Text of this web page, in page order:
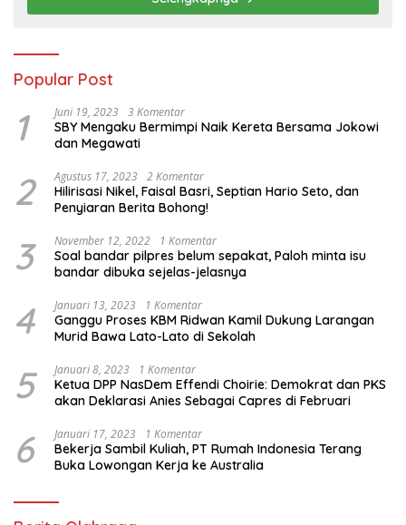
Popular Post
1 Juni 19, 2023 3 Komentar
SBY Mengaku Bermimpi Naik Kereta Bersama Jokowi
dan Megawati
2 Agustus 17, 2023 2 Komentar
Hilirisasi Nikel, Faisal Basri, Septian Hario Seto, dan
Penyiaran Berita Bohong!
3 November 12, 2022 1 Komentar
Soal bandar pilpres belum sepakat, Paloh minta isu
bandar dibuka sejelas-jelasnya
4 Januari 13, 2023 1 Komentar
Ganggu Proses KBM Ridwan Kamil Dukung Larangan
Murid Bawa Lato-Lato di Sekolah
5 Januari 8, 2023 1 Komentar
Ketua DPP NasDem Effendi Choirie: Demokrat dan PKS
akan Deklarasi Anies Sebagai Capres di Februari
6 Januari 17, 2023 1 Komentar
Bekerja Sambil Kuliah, PT Rumah Indonesia Terang
Buka Lowongan Kerja ke Australia